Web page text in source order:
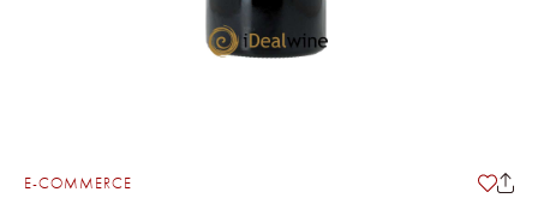
E-COMMERCE